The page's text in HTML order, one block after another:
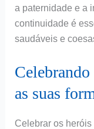
a paternidade e a
continuidade é
saudáveis e
as suas
Celebrar os